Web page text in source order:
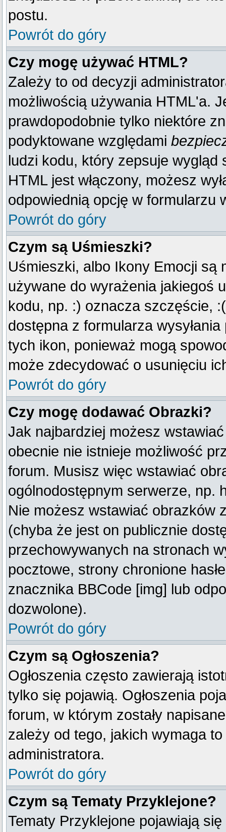
postu.
Powrót do góry
Czy mogę używać HTML?
Zależy to od decyzji
możliwością używania HTML'a.
prawdopodobnie tylko niektóre
podyktowane względami
ludzi kodu, który zepsuje wygląd
HTML jest włączony, możesz
odpowiednią opcję w formularzu
Powrót do góry
Czym są Uśmieszki?
Uśmieszki, albo Ikony Emocji są
używane do wyrażenia jakiegoś
kodu, np. :) oznacza szczęście,
dostępna z formularza
tych ikon, ponieważ mogą
może zdecydować o usunięciu
Powrót do góry
Czy mogę dodawać Obrazki?
Jak najbardziej możesz
obecnie nie istnieje możliwość
forum. Musisz więc wstawiać
ogólnodostępnym serwerze, np.
Nie możesz wstawiać obrazków
(chyba że jest on publicznie
przechowywanych na stronach
pocztowe, strony chronione
znacznika BBCode [img] lub
dozwolone).
Powrót do góry
Czym są Ogłoszenia?
Ogłoszenia często zawierają
tylko się pojawią. Ogłoszenia
forum, w którym zostały
zależy od tego, jakich wymaga
administratora.
Powrót do góry
Czym są Tematy Przyklejone?
Tematy Przyklejone pojawiają